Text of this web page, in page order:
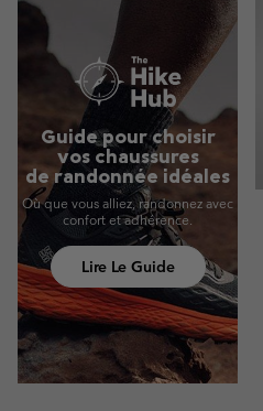
Guide pour choisir
vos chaussures
de randonnée idéales
Où que vous alliez, randonnez avec
confort et adhérence.
Lire Le Guide